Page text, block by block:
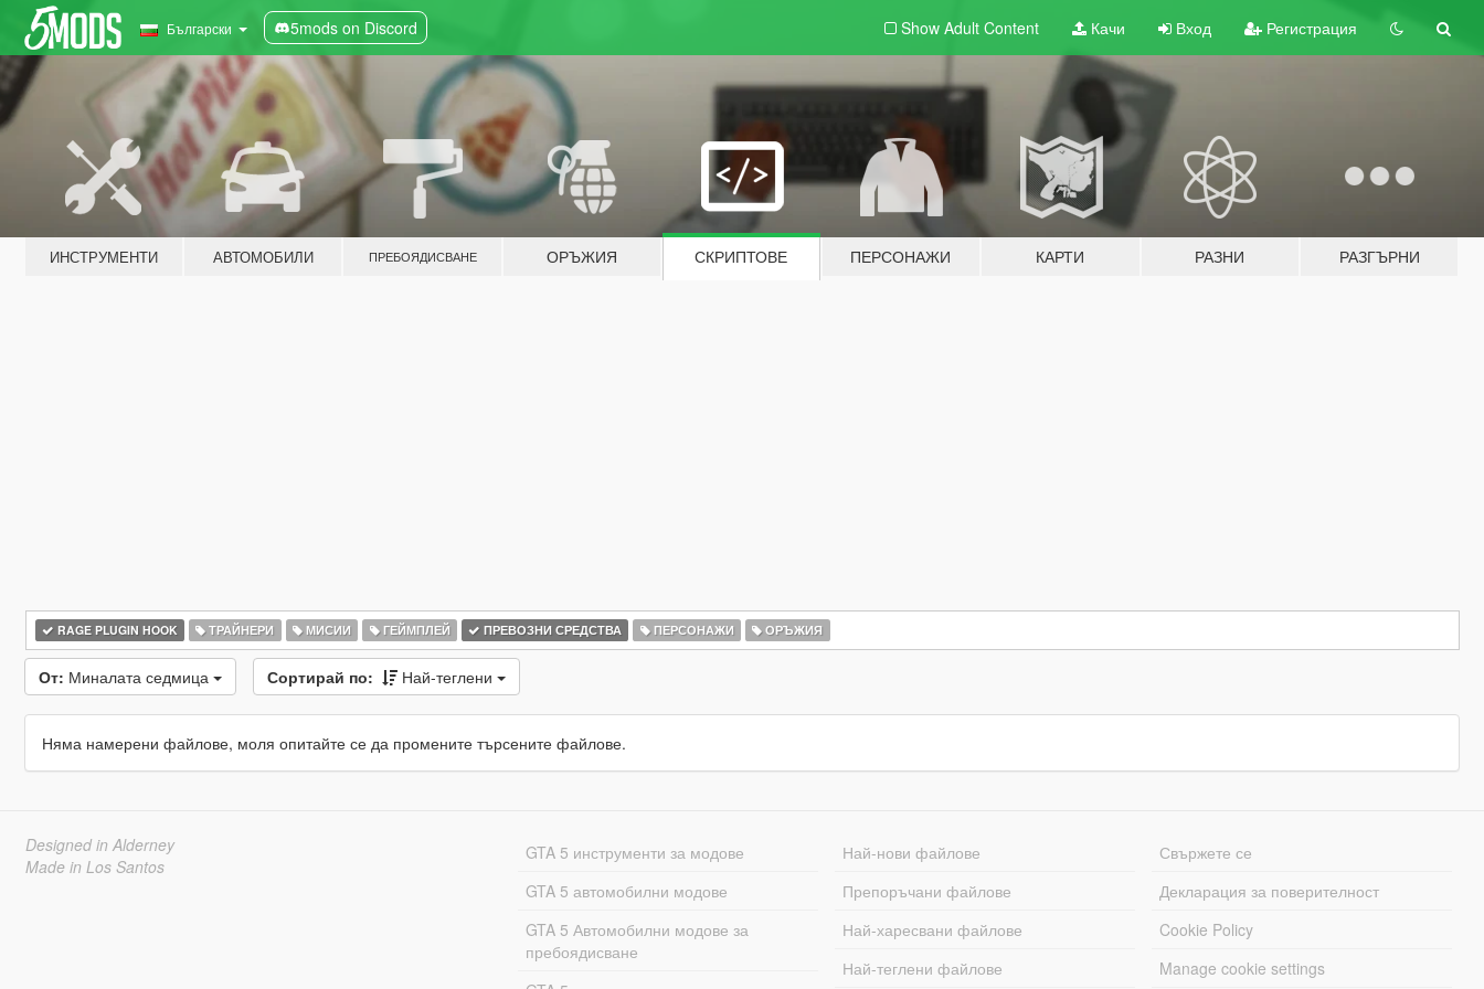
Български 5mods on Discord Show Adult Content Качи Вход Регистрация
ИНСТРУМЕНТИ АВТОМОБИЛИ ПРЕБОЯДИСВАНЕ ОРЪЖИЯ СКРИПТОВЕ ПЕРСОНАЖИ КАРТИ РАЗНИ РАЗГЪРНИ
RAGE PLUGIN HOOK ТРАЙНЕРИ МИСИИ ГЕЙМПЛЕЙ ПРЕВОЗНИ СРЕДСТВА ПЕРСОНАЖИ ОРЪЖИЯ
От: Миналата седмица Сортирай по: Най-теглени
Няма намерени файлове, моля опитайте се да промените търсените файлове.
Designed in Alderney
Made in Los Santos
GTA 5 инструменти за модове
GTA 5 автомобилни модове
GTA 5 Автомобилни модове за
пребоядисване
Най-нови файлове
Препоръчани файлове
Най-харесвани файлове
Най-теглени файлове
Свържете се
Декларация за поверителност
Cookie Policy
Manage cookie settings